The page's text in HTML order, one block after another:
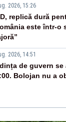
2026, 15:26
replică dură
este într-o
2026, 14:51
de guvern se
Bolojan nu a